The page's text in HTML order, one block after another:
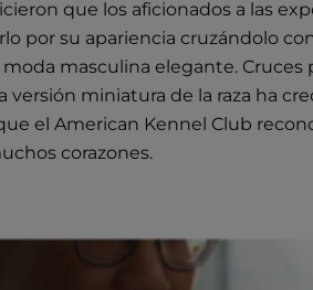
que los aficionados a las
por su apariencia cruzándolo
masculina elegante.
versión miniatura de la raza ha
el American Kennel Club
corazones.